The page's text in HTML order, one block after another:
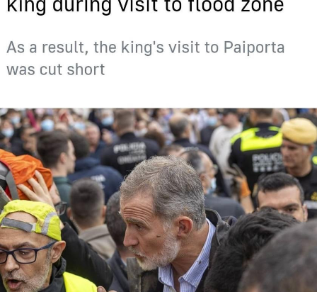
းသည်းထန်စွာရွာသွန်းမှုကြောင့် နိုင်ငံတစ်ဝန်းရှိ ဒေသအသီးသီး
တွက် မိုးလေဝသသတိပေးချက် ထုတ်ပြန်ခဲ့သည်။ အထူးသဖြင့်
းရွာသွန်းမှု ပြင်းထန်သည့် စပိန်တောင်ပိုင်းနှင့် အရှေ့ပိုင်းဒေသများ
ခိုက်မှုအများဆုံးဖြစ်သည်။ ယခုအချိန်အထိ ‌ေ-သဆုံးသူ ၂၂၀
းရှိပြီဖြစ်ပြီး ပျောက်ဆုံးသူများကို ရှာဖွေနေဆဲဖြစ်သည်။